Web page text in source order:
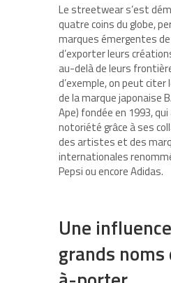
Le streetwear s’est
quatre coins du globe,
marques émergentes
d’exporter leurs
au-delà de leurs
d’exemple, on peut
de la marque japonaise
Ape) fondée en 1993, qui
notoriété grâce à ses
des artistes et des
internationales
Pepsi ou encore Adidas.
Une
grands